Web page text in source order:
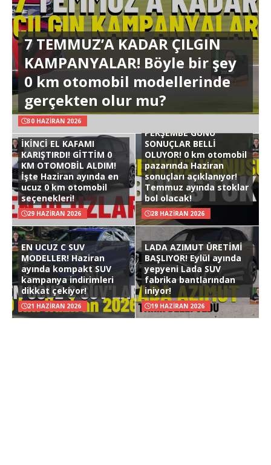
7 TEMMUZ’A KADAR ÇILGIN
KAMPANYALAR! Böyle bir şey
0 km otomobil modellerinde
gerçekten olur mu?
30 HAZIRAN 2026
İKİNCİ EL KAFAMI
KARIŞTIRDI! GİTTİM 0
KM OTOMOBİL ALDIM!
İşte Haziran ayında en
ucuz 0 km otomobil
seçenekleri!
29 HAZIRAN 2026
PERŞEMBE GÜNÜ
SONUÇLAR BELLİ
OLUYOR! 0 km otomobil
pazarında Haziran
sonuçları açıklanıyor!
Temmuz ayında stoklar
bol olacak!
28 HAZIRAN 2026
EN UCUZ C SUV
MODELLER! Haziran
ayında kompakt SUV
kampanya indirimleri
dikkat çekiyor!
21 HAZIRAN 2026
LADA AZIMUT ÜRETİMİ
BAŞLIYOR! Eylül ayında
yepyeni Lada SUV
fabrika bantlarından
iniyor!
19 HAZIRAN 2026